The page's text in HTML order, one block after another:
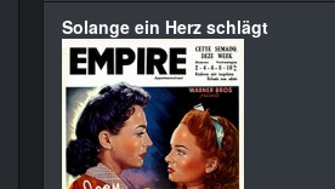
Solange ein Herz schlägt